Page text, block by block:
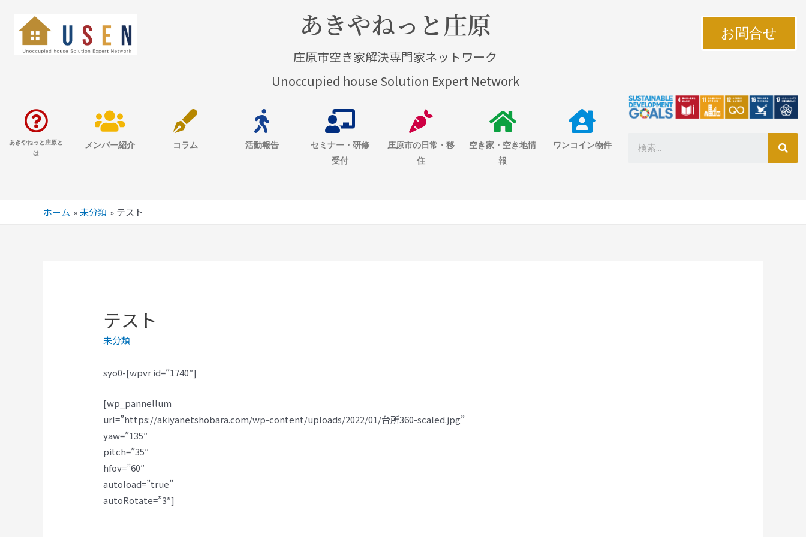
あきやねっと庄原
庄原市空き家解決専門家ネットワーク
Unoccupied house Solution Expert Network
お問合せ
あきやねっと庄原と
は
メンバー紹介 コラム 活動報告
セミナー・研修
受付
庄原市の日常・移
住
空き家・空き地情
報
ワンコイン物件
ホーム 未分類 テスト
テスト
未分類
syo0-[wpvr id=”1740″]
[wp_pannellum
url=”https://akiyanetshobara.com/wp-content/uploads/2022/01/台所360-scaled.jpg”
yaw=”135″
pitch=”35″
hfov=”60″
autoload=”true”
autoRotate=”3″]